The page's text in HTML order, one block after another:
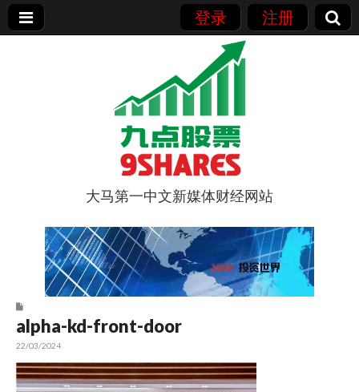
登录 注册
9点股票
大马第一中文新媒体财经网站
alpha-kd-front-door
22/03/2024